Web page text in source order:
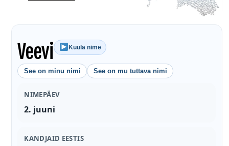
Veevi Kuula nime
See on minu nimi See on mu tuttava nimi
NIMEPÄEV
2. juuni
KANDJAID EESTIS